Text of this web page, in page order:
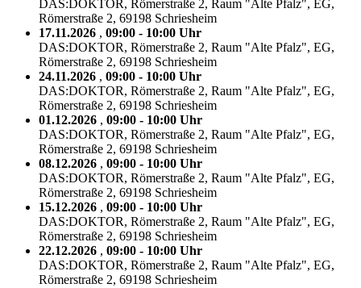
DAS:DOKTOR, Römerstraße 2, Raum "Alte Pfalz", EG,
Römerstraße 2, 69198 Schriesheim
17.11.2026 , 09:00 - 10:00 Uhr
DAS:DOKTOR, Römerstraße 2, Raum "Alte Pfalz", EG,
Römerstraße 2, 69198 Schriesheim
24.11.2026 , 09:00 - 10:00 Uhr
DAS:DOKTOR, Römerstraße 2, Raum "Alte Pfalz", EG,
Römerstraße 2, 69198 Schriesheim
01.12.2026 , 09:00 - 10:00 Uhr
DAS:DOKTOR, Römerstraße 2, Raum "Alte Pfalz", EG,
Römerstraße 2, 69198 Schriesheim
08.12.2026 , 09:00 - 10:00 Uhr
DAS:DOKTOR, Römerstraße 2, Raum "Alte Pfalz", EG,
Römerstraße 2, 69198 Schriesheim
15.12.2026 , 09:00 - 10:00 Uhr
DAS:DOKTOR, Römerstraße 2, Raum "Alte Pfalz", EG,
Römerstraße 2, 69198 Schriesheim
22.12.2026 , 09:00 - 10:00 Uhr
DAS:DOKTOR, Römerstraße 2, Raum "Alte Pfalz", EG,
Römerstraße 2, 69198 Schriesheim